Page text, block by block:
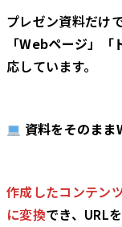
プレゼン資料だけ
「Webページ」「
応しています。
資料をそのまま
作成したコンテン
に変換でき、URL